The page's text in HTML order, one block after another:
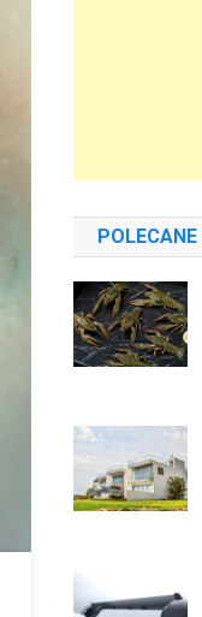
POLECANE